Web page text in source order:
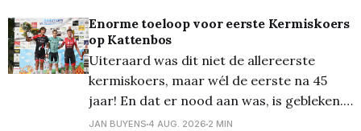
open training voor de heren, waarbij
zowel ervaren spelers als nieuwsgierige
nieuwkomers welkom
Enorme toeloop voor eerste Kermiskoers
op Kattenbos
Uiteraard was dit niet de allereerste
kermiskoers, maar wél de eerste na 45
jaar! En dat er nood aan was, is gebleken...
Zowat iedere inwoner van Kattenbos was
JAN BUYENS 4 AUG. 2026 2 MIN